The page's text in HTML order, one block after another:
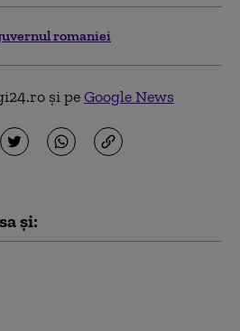
romaniei
și peGoogle News
și: